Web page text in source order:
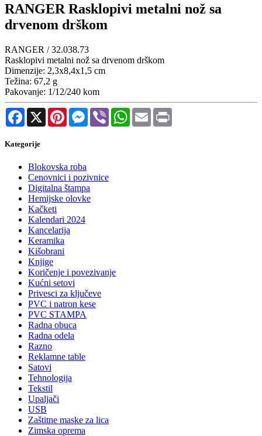
RANGER Rasklopivi metalni nož sa
drvenom drškom
RANGER / 32.038.73
Rasklopivi metalni nož sa drvenom drškom
Dimenzije: 2,3x8,4x1,5 cm
Težina: 67,2 g
Pakovanje: 1/12/240 kom
Facebook
X PinterestMessenger
Viber WhatsApp
Email
Kategorije
Blokovska roba
Cenovnici i pozivnice
Digitalna štampa
Hemijske olovke
Kačketi
Kalendari 2024
Kancelarija
Keramika
Kišobrani
Knjige
Koričenje i povezivanje
Kućni setovi
Privesci za ključeve
PVC i natron kese
PVC STAMPA
Radna obuca
Radna odela
Razno
Reklamne table
Satovi
Tehnologija
Tekstil
Upaljači
USB
Zaštitne maske za lica
Zimska oprema